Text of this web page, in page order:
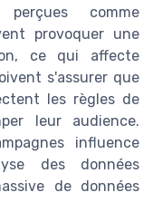
comme
provoquer une
ce qui affecte
s'assurer que
les règles de
leur audience.
influence
des données
de données